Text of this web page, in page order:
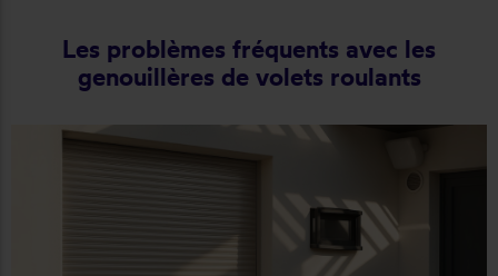
Les problèmes fréquents avec les
genouillères de volets roulants